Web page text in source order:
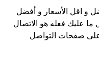
و اقل الأسعار و أفضل
عليك فعله هو الاتصال
صفحات التواصل